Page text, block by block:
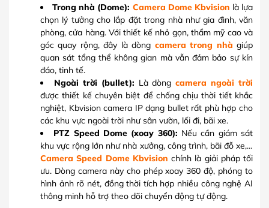
Trong nhà (Dome): Camera Dome Kbvision là lựa
chọn lý tưởng cho lắp đặt trong nhà như gia đình, văn
phòng, cửa hàng. Với thiết kế nhỏ gọn, thẩm mỹ cao và
góc quay rộng, đây là dòng camera trong nhà giúp
quan sát tổng thể không gian mà vẫn đảm bảo sự kín
đáo, tinh tế.
Ngoài trời (bullet): Là dòngcamera ngoài trời
được thiết kế chuyên biệt để chống chịu thời tiết khắc
nghiệt, Kbvision camera IP dạng bullet rất phù hợp cho
các khu vực ngoài trời như sân vườn, lối đi, bãi xe.
PTZ Speed Dome (xoay 360): Nếu cần giám sát
khu vực rộng lớn như nhà xưởng, công trình, bãi đỗ xe,…
Camera Speed Dome Kbvision chính là giải pháp tối
ưu. Dòng camera này cho phép xoay 360 độ, phóng to
hình ảnh rõ nét, đồng thời tích hợp nhiều công nghệ AI
thông minh hỗ trợ theo dõi chuyển động tự động.